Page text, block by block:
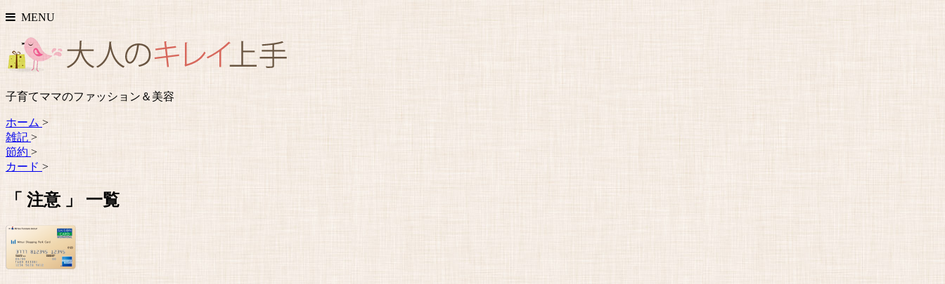
MENU
子育てママのファッション＆美容
ホーム >
雑記 >
節約 >
カード >
「 注意 」 一覧